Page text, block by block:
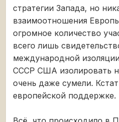
стратегии Запада, но
взаимоотношения
огромное количество
всего лишь
международной
СССР США изолировать
очень даже сумели.
европейской поддержке.